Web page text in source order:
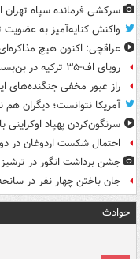
سرکشی فرمانده سپاه تهران
واکنش کنایه‌آمیز به عضویت
عراقچی: اکنون هیچ مذاکره‌ای
رویای اف-۳۵ ترکیه در بن‌بست
راز عبور مخفی جنگنده‌های
آمریکا نتوانست؛ دیگران هم
سرنگون‌کردن پهپاد
احتمال شکست اردوغان در
جشن برداشت انگور در ترشیز
جان باختن چهار نفر در
حوادث